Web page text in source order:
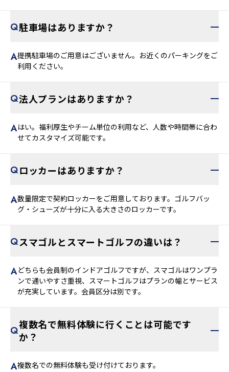
駐車場はありますか？
提携駐車場のご用意はございません。お近くのパーキングをご
利用ください。
法人プランはありますか？
はい。福利厚生やチーム単位の利用など、人数や時間帯に合わ
せてカスタマイズ可能です。
ロッカーはありますか？
数量限定で契約ロッカーをご用意しております。ゴルフバッ
グ・シューズが十分に入る大きさのロッカーです。
スマゴルとスマートゴルフの違いは？
どちらも会員制のインドアゴルフですが、スマゴルはワンプラ
ンで通いやすさ重視、スマートゴルフはプランの幅とサービス
が充実しています。会員区分は別です。
複数名で無料体験に行くことは可能です
か？
複数名での無料体験も受け付けております。